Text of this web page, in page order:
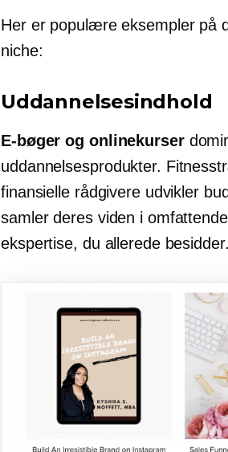
Her er populære eksempler på
niche:
Uddannelsesindhold
E-bøger og onlinekurser
uddannelsesprodukter.
finansielle rådgivere udvikler
samler deres viden i
ekspertise, du allerede besidder.